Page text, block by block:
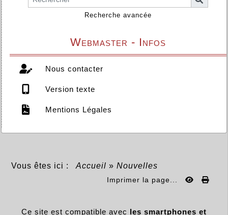
Recherche avancée
Webmaster - Infos
Nous contacter
Version texte
Mentions Légales
Vous êtes ici : Accueil » Nouvelles
Imprimer la page...
Ce site est compatible avec les smartphones et